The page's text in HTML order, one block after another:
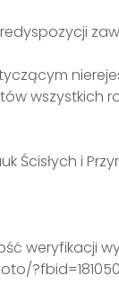
wszystkich
Ścisłych i
weryfikacji